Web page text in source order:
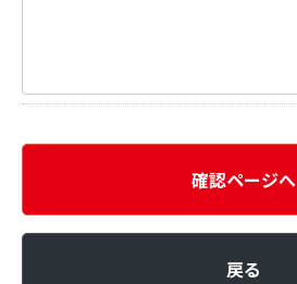
確認ページへ
戻る